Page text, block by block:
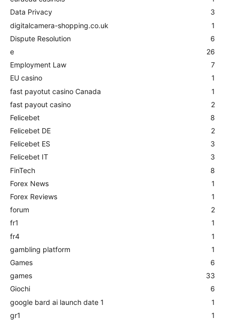
Data Privacy
3
digitalcamera-shopping.co.uk
1
Dispute Resolution
6
e
26
Employment Law
7
EU casino
1
fast payotut casino Canada
1
fast payout casino
2
Felicebet
8
Felicebet DE
2
Felicebet ES
3
Felicebet IT
3
FinTech
8
Forex News
1
Forex Reviews
1
forum
2
fr1
1
fr4
1
gambling platform
1
Games
6
games
33
Giochi
6
google bard ai launch date 1
1
gr1
1